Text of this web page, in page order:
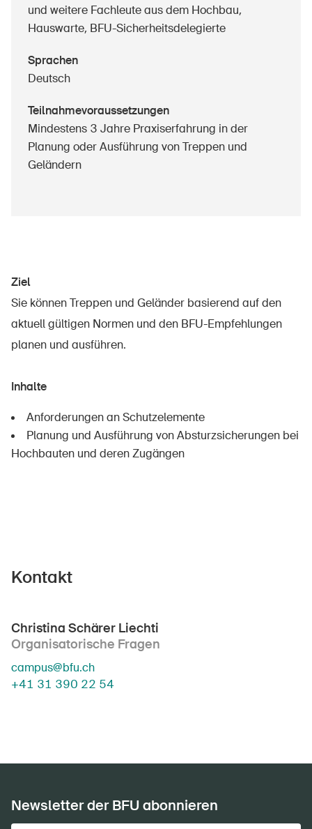
und weitere Fachleute aus dem Hochbau,
Hauswarte, BFU-Sicherheitsdelegierte
Sprachen
Deutsch
Teilnahmevoraussetzungen
Mindestens 3 Jahre Praxiserfahrung in der
Planung oder Ausführung von Treppen und
Geländern
Ziel
Sie können Treppen und Geländer basierend auf den
aktuell gültigen Normen und den BFU-Empfehlungen
planen und ausführen.
Inhalte
Anforderungen an Schutzelemente
Planung und Ausführung von Absturzsicherungen bei
Hochbauten und deren Zugängen
Kontakt
Christina Schärer Liechti
Organisatorische Fragen
campus@bfu.ch
+41 31 390 22 54
Newsletter der BFU abonnieren